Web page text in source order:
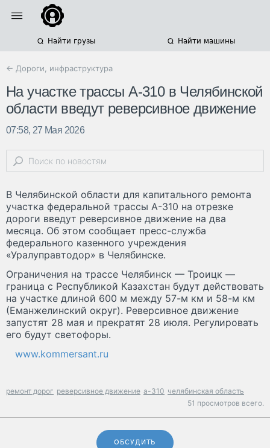
Найти грузы Найти машины
← Дороги, инфраструктура
На участке трассы А-310 в Челябинской
области введут реверсивное движение
07:58, 27 Мая 2026
В Челябинской области для капитального ремонта
участка федеральной трассы А-310 на отрезке
дороги введут реверсивное движение на два
месяца. Об этом сообщает пресс-служба
федерального казенного учреждения
«Уралуправтодор» в Челябинске.
Ограничения на трассе Челябинск — Троицк —
граница с Республикой Казахстан будут действовать
на участке длиной 600 м между 57-м км и 58-м км
(Еманжелинский округ). Реверсивное движение
запустят 28 мая и прекратят 28 июля. Регулировать
его будут светофоры.
www.kommersant.ru
ремонт дорог реверсивное движение а-310 челябинская область
51 просмотров всего.
ОБСУДИТЬ